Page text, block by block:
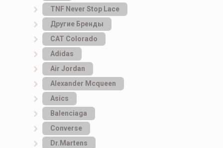
TNF Never Stop Lace
Другие Бренды
САТ Colorado
Adidas
Air Jordan
Alexander Mcqueen
Asics
Balenciaga
Converse
Dr.Martens